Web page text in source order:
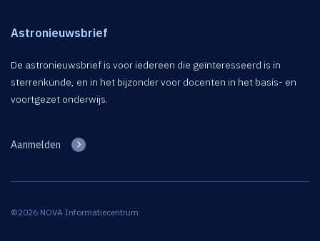
Astronieuwsbrief
De astronieuwsbrief is voor iedereen die geïnteresseerd is in
sterrenkunde, en in het bijzonder voor docenten in het basis- en
voortgezet onderwijs.
Aanmelden
©2026 NOVA Informatiecentrum